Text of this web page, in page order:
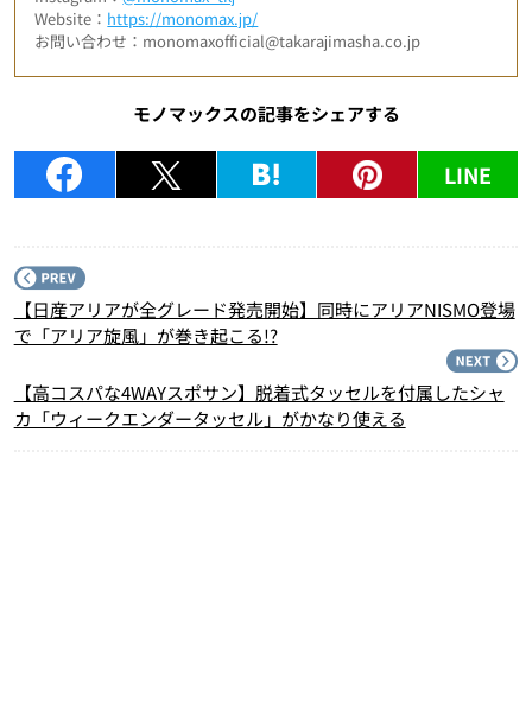
Website： https://monomax.jp/
お問い合わせ：monomaxofficial@takarajimasha.co.jp
モノマックスの記事をシェアする
LINE
【日産アリアが全グレード発売開始】同時にアリアNISMO登場
で「アリア旋風」が巻き起こる!?
【高コスパな4WAYスポサン】脱着式タッセルを付属したシャ
カ「ウィークエンダータッセル」がかなり使える